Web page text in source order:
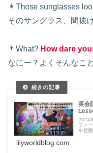
👩Those sunglasses
そのサングラス、間抜
👨What? How dare
なにー？よくそんなこ
英会
2024
フィ
を視
lilyworldblog.com